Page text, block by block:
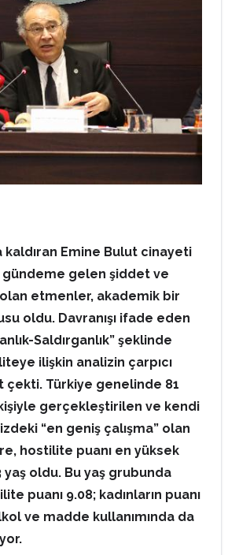
kaldıran Emine Bulut cinayeti
gündeme gelen şiddet ve
etmenler, akademik bir
oldu. Davranışı ifade eden
Saldırganlık” şeklinde
ilişkin analizin çarpıcı
çekti. Türkiye genelinde 81
gerçekleştirilen ve kendi
“en geniş çalışma” olan
hostilite puanı en yüksek
yaş oldu. Bu yaş grubunda
puanı 9.08; kadınların puanı
ve madde kullanımında da